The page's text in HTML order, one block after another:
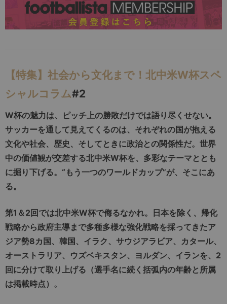
【特集】社会から文化まで！北中米W杯スペ
シャルコラム#2
W杯の魅力は、ピッチ上の勝敗だけでは語り尽くせない。
サッカーを通して見えてくるのは、それぞれの国が抱える
文化や社会、歴史、そしてときに政治との関係性だ。世界
中の価値観が交差する北中米W杯を、多彩なテーマととも
に掘り下げる。“もう一つのワールドカップ”が、そこにあ
る。
第1＆2回では北中米W杯で侮るなかれ。日本を除く、帰化
戦略から政府主導まで多種多様な強化戦略を採ってきたア
ジア勢8カ国、韓国、イラク、サウジアラビア、カタール、
オーストラリア、ウズベキスタン、ヨルダン、イランを、2
回に分けて取り上げる（選手名に続く括弧内の年齢と所属
は掲載時点）。